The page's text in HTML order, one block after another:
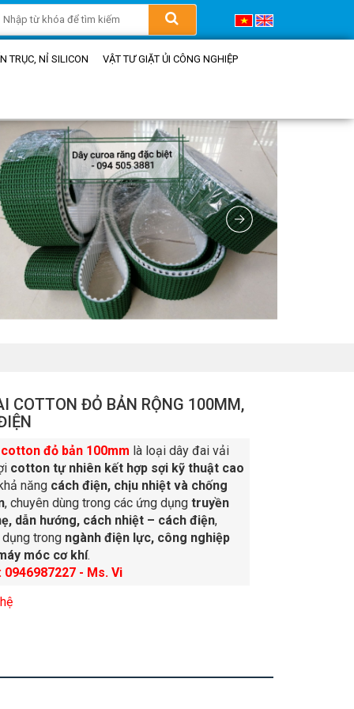
TRỤC, NỈ SILICON VẬT TƯ GIẶT ỦI CÔNG NGHIỆP
COTTON ĐỎ BẢN RỘNG 100MM,
đỏ bản 100mm là loại dây đai vải
cotton tự nhiên kết hợp sợi kỹ thuật cao
năng cách điện, chịu nhiệt và chống
, chuyên dùng trong các ứng dụngtruyền
dẫn hướng, cách nhiệt – cách điện,
trong ngành điện lực, công nghiệp
móc cơ khí.
0946987227 - Ms. Vi